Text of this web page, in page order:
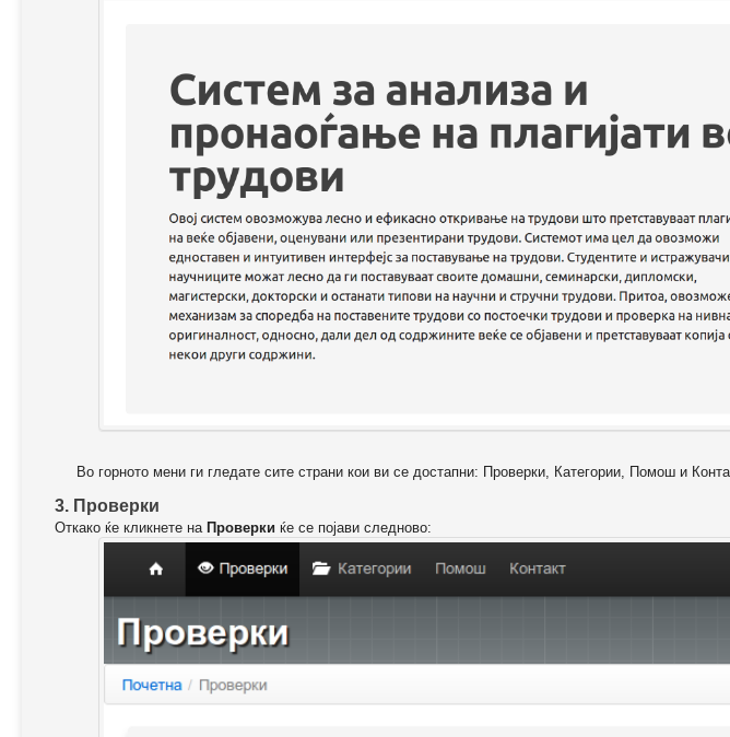
Во горното мени ги гледате сите страни кои ви се достапни: Проверки, Категории, Помош и
3. Проверки
Откако ќе кликнете на Проверки ќе се појави следново: